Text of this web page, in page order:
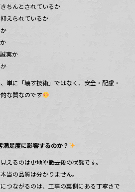
ちんとされているか
えられているか
実か
単に「壊す技術」ではなく、安全・配慮・
な質なのです
足度に影響するのか？
えるのは更地や撤去後の状態です。
当の品質は分かりません。
つながるのは、工事の裏側にある丁寧さで